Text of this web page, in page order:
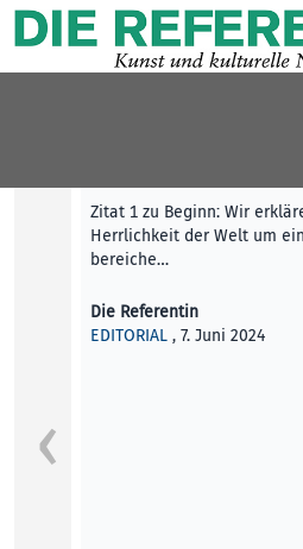
DIE REFERENTIN #36 - BEITRÄGE
Zitat 1 zu Beginn: Wir
Herrlichkeit der Welt um
bereiche…
Die Referentin
EDITORIAL , 7. Juni 2024